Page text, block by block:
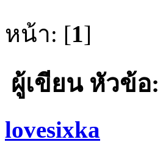
หน้า: [1]
ผู้เขียนหัวข้อ:
lovesixka